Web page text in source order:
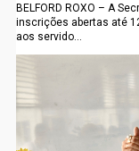
BELFORD ROXO – A
inscrições abertas até
aos servido...